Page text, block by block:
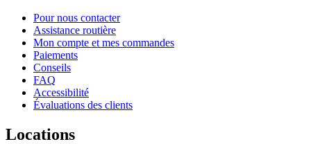
Pour nous contacter
Assistance routière
Mon compte et mes commandes
Paiements
Conseils
FAQ
Accessibilité
Évaluations des clients
Locations